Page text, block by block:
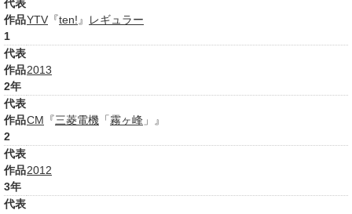
代表
作品
1
YTV 『ten! 』 レギュラー
代表
作品
2年
2013
代表
作品
2
CM 『三菱電機 「霧ヶ峰 」』
代表
作品
3年
2012
代表